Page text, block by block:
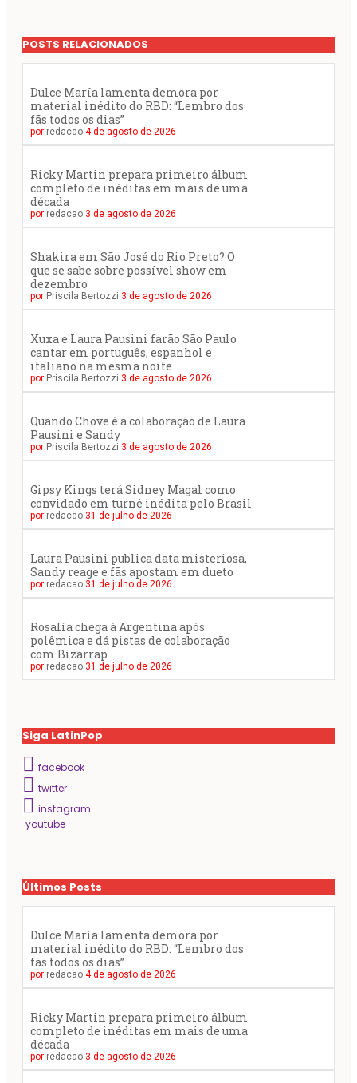
POSTS RELACIONADOS
Dulce María lamenta demora por
material inédito do RBD: “Lembro dos
fãs todos os dias”
por redacao 4 de agosto de 2026
Ricky Martin prepara primeiro álbum
completo de inéditas em mais de uma
década
por redacao 3 de agosto de 2026
Shakira em São José do Rio Preto? O
que se sabe sobre possível show em
dezembro
por Priscila Bertozzi 3 de agosto de 2026
Xuxa e Laura Pausini farão São Paulo
cantar em português, espanhol e
italiano na mesma noite
por Priscila Bertozzi 3 de agosto de 2026
Quando Chove é a colaboração de Laura
Pausini e Sandy
por Priscila Bertozzi 3 de agosto de 2026
Gipsy Kings terá Sidney Magal como
convidado em turnê inédita pelo Brasil
por redacao 31 de julho de 2026
Laura Pausini publica data misteriosa,
Sandy reage e fãs apostam em dueto
por redacao 31 de julho de 2026
Rosalía chega à Argentina após
polêmica e dá pistas de colaboração
com Bizarrap
por redacao 31 de julho de 2026
Siga LatinPop
facebook
twitter
instagram
youtube
Últimos Posts
Dulce María lamenta demora por
material inédito do RBD: “Lembro dos
fãs todos os dias”
por redacao 4 de agosto de 2026
Ricky Martin prepara primeiro álbum
completo de inéditas em mais de uma
década
por redacao 3 de agosto de 2026